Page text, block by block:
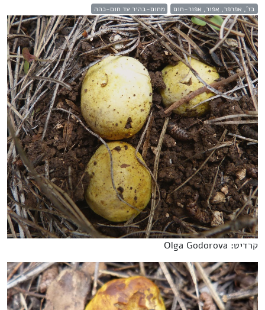
בז', אפרפר, אפור, אפור-חום
מחום-בהיר עד חום-כהה
קרדיט: Olga Godorova